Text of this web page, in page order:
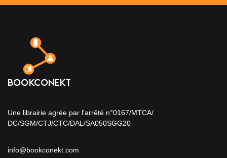
Une librairie agrée par l'arrêté n°0167/MTCA/
DC/SGM/CTJ/CTC/DAL/SA050SGG20
info@bookconekt.com